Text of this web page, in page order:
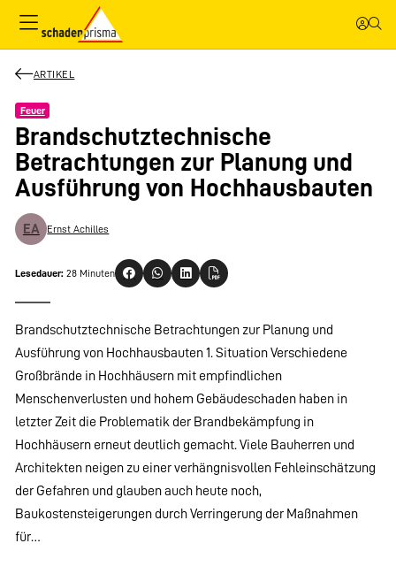
ARTIKEL
Feuer
Brandschutztechnische
Betrachtungen zur Planung und
Ausführung von Hochhausbauten
EA Ernst Achilles
Lesedauer: 28 Minuten
Brandschutztechnische Betrachtungen zur Planung und
Ausführung von Hochhausbauten 1. Situation Verschiedene
Großbrände in Hochhäusern mit empfindlichen
Menschenverlusten und hohem Gebäudeschaden haben in
letzter Zeit die Problematik der Brandbekämpfung in
Hochhäusern erneut deutlich gemacht. Viele Bauherren und
Architekten neigen zu einer verhängnisvollen Fehleinschätzung
der Gefahren und glauben auch heute noch,
Baukostensteigerungen durch Verringerung der Maßnahmen
für…